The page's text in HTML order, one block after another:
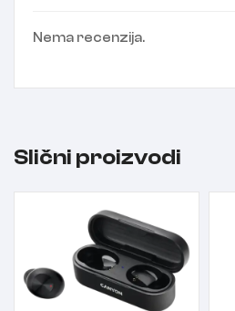
Nema recenzija.
Slični proizvodi